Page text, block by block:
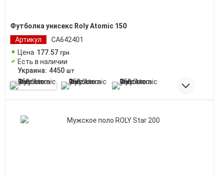
Футболка унисекс Roly Atomic 150
Артикул
CA642401
Цена 177.57 грн
Есть в наличии
Украина: 4450 шт